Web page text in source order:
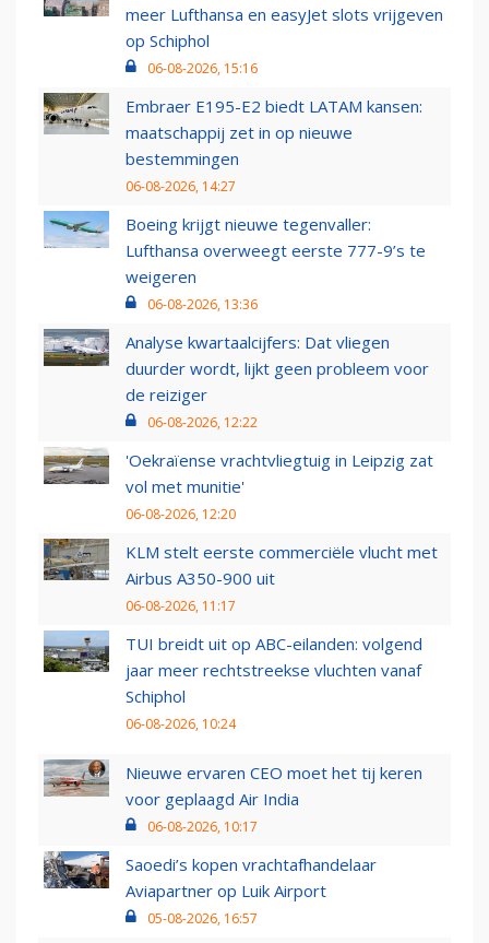
meer Lufthansa en easyJet slots vrijgeven
op Schiphol
06-08-2026, 15:16
Embraer E195-E2 biedt LATAM kansen:
maatschappij zet in op nieuwe
bestemmingen
06-08-2026, 14:27
Boeing krijgt nieuwe tegenvaller:
Lufthansa overweegt eerste 777-9’s te
weigeren
06-08-2026, 13:36
Analyse kwartaalcijfers: Dat vliegen
duurder wordt, lijkt geen probleem voor
de reiziger
06-08-2026, 12:22
'Oekraïense vrachtvliegtuig in Leipzig zat
vol met munitie'
06-08-2026, 12:20
KLM stelt eerste commerciële vlucht met
Airbus A350-900 uit
06-08-2026, 11:17
TUI breidt uit op ABC-eilanden: volgend
jaar meer rechtstreekse vluchten vanaf
Schiphol
06-08-2026, 10:24
Nieuwe ervaren CEO moet het tij keren
voor geplaagd Air India
06-08-2026, 10:17
Saoedi’s kopen vrachtafhandelaar
Aviapartner op Luik Airport
05-08-2026, 16:57